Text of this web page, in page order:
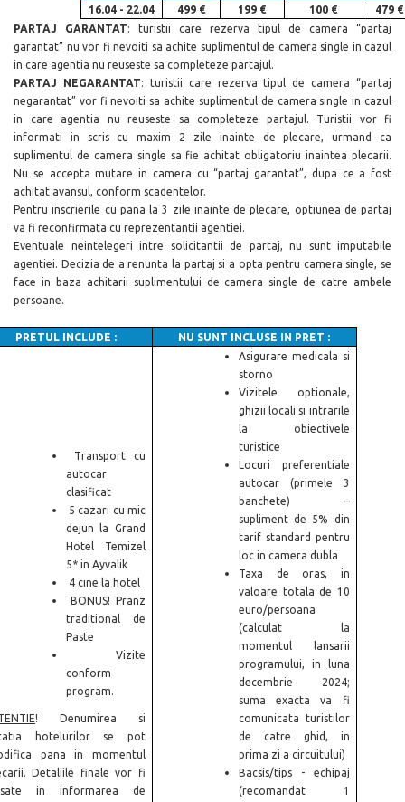
16.04 - 22.04 499 € 199 € 100 €
479 €
PARTAJ GARANTAT: turistii care rezerva tipul de camera “partaj
garantat” nu vor fi nevoiti sa achite suplimentul de camera single in cazul
in care agentia nu reuseste sa completeze partajul.
PARTAJ NEGARANTAT: turistii care rezerva tipul de camera “partaj
negarantat” vor fi nevoiti sa achite suplimentul de camera single in cazul
in care agentia nu reuseste sa completeze partajul. Turistii vor fi
informati in scris cu maxim 2 zile inainte de plecare, urmand ca
suplimentul de camera single sa fie achitat obligatoriu inaintea plecarii.
Nu se accepta mutare in camera cu “partaj garantat”, dupa ce a fost
achitat avansul, conform scadentelor.
Pentru inscrierile cu pana la 3 zile inainte de plecare, optiunea de partaj
va fi reconfirmata cu reprezentantii agentiei.
Eventuale neintelegeri intre solicitantii de partaj, nu sunt imputabile
agentiei. Decizia de a renunta la partaj si a opta pentru camera single, se
face in baza achitarii suplimentului de camera single de catre ambele
persoane.
PRETUL INCLUDE : NU SUNT INCLUSE IN PRET :
Transport cu
autocar
clasificat
5 cazari cu mic
dejun la Grand
Hotel Temizel
5* in Ayvalik
4 cine la hotel
BONUS! Pranz
traditional de
Paste
Vizite
conform
program.
! Denumirea si
hotelurilor se pot
pana in momentul
Detaliile finale vor fi
in informarea de
Asigurare medicala si
storno
Vizitele optionale,
ghizii locali si intrarile
la obiectivele
turistice
Locuri preferentiale
autocar (primele 3
banchete) –
supliment de 5% din
tarif standard pentru
loc in camera dubla
Taxa de oras, in
valoare totala de 10
euro/persoana
(calculat la
momentul lansarii
programului, in luna
decembrie 2024;
suma exacta va fi
comunicata turistilor
de catre ghid, in
prima zi a circuitului)
Bacsis/tips - echipaj
(recomandat 1